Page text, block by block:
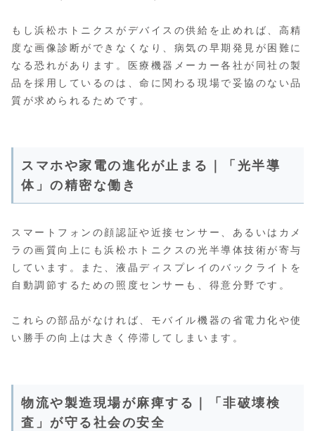
もし浜松ホトニクスがデバイスの供給を止めれば、高精
度な画像診断ができなくなり、病気の早期発見が困難に
なる恐れがあります。医療機器メーカー各社が同社の製
品を採用しているのは、命に関わる現場で妥協のない品
質が求められるためです。
スマホや家電の進化が止まる｜「光半導
体」の精密な働き
スマートフォンの顔認証や近接センサー、あるいはカメ
ラの画質向上にも浜松ホトニクスの光半導体技術が寄与
しています。また、液晶ディスプレイのバックライトを
自動調節するための照度センサーも、得意分野です。
これらの部品がなければ、モバイル機器の省電力化や使
い勝手の向上は大きく停滞してしまいます。
物流や製造現場が麻痺する｜「非破壊検
査」が守る社会の安全